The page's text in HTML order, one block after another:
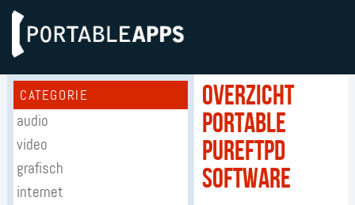
CATEGORIE
audio
video
grafisch
internet
Overzicht
portable
pureftpd
software